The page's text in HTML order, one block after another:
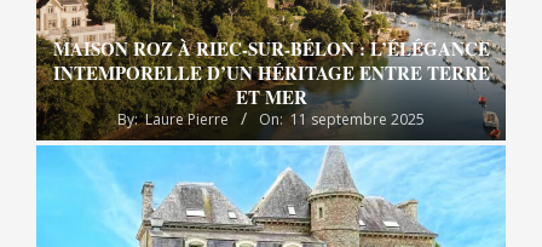
MAISON ROZ À RIEC-SUR-BÉLON : L’ÉLÉGANCE
INTEMPORELLE D’UN HÉRITAGE ENTRE TERRE
ET MER
By: Laure Pierre On: 11 septembre 2025